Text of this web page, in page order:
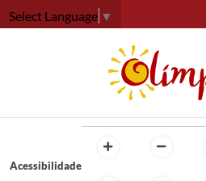
Select Language ▼
Acessibilidade